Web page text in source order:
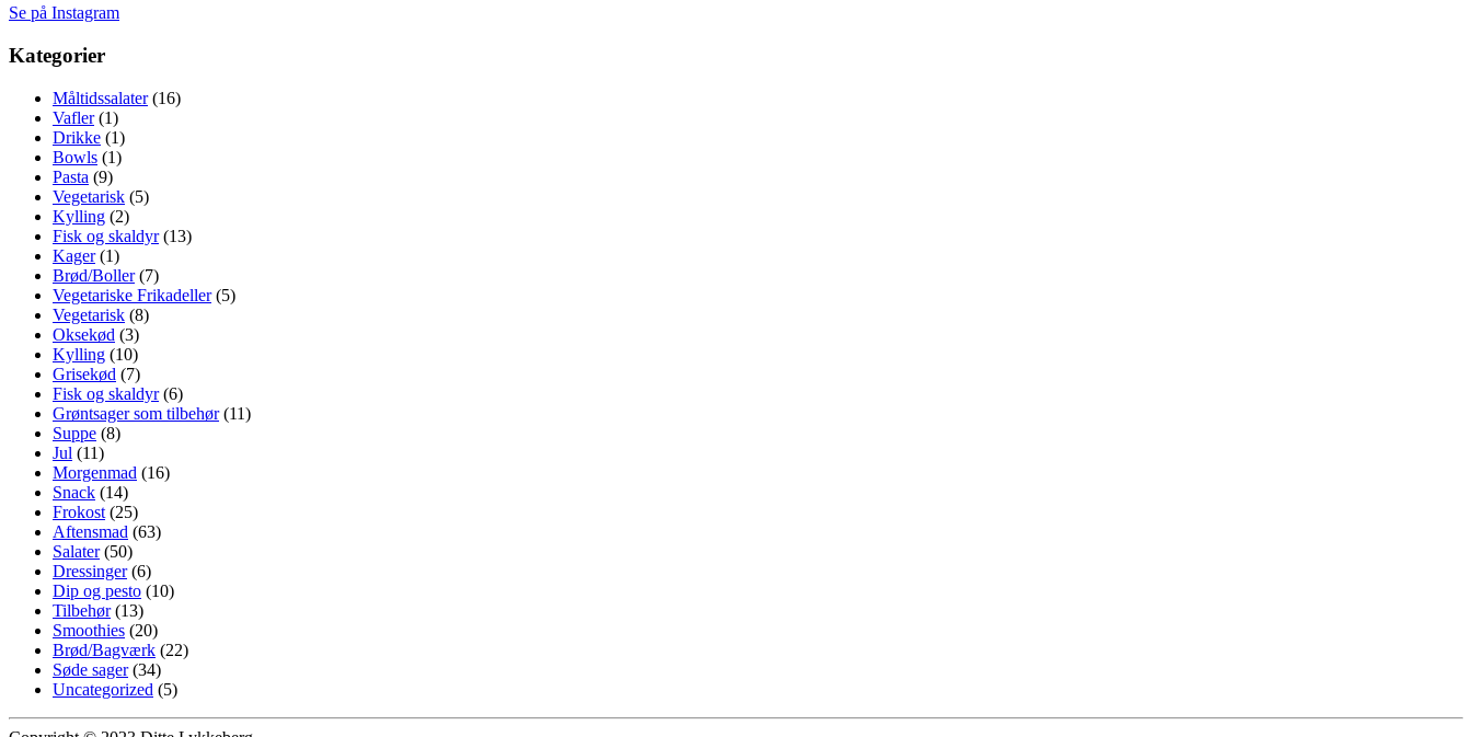
Se på Instagram
Kategorier
Måltidssalater(16)
Vafler(1)
Drikke (1)
Bowls (1)
Pasta (9)
Vegetarisk (5)
Kylling (2)
Fisk og skaldyr(13)
Kager(1)
Brød/Boller(7)
Vegetariske Frikadeller(5)
Vegetarisk (8)
Oksekød (3)
Kylling (10)
Grisekød (7)
Fisk og skaldyr(6)
Grøntsager som tilbehør(11)
Suppe (8)
Jul (11)
Morgenmad (16)
Snack (14)
Frokost (25)
Aftensmad (63)
Salater(50)
Dressinger(6)
Dip og pesto (10)
Tilbehør(13)
Smoothies (20)
Brød/Bagværk (22)
Søde sager(34)
Uncategorized (5)